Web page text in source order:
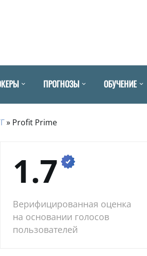
ПРОГНОЗЫ ОБУЧЕНИЕ
» Profit Prime
1.7
Верифицированная оценка
на основании голосов
пользователей